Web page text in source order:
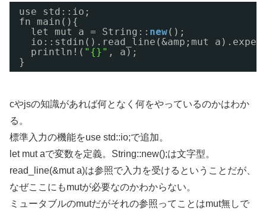
use std::io;
fn main(){
let mut a = String:: new();
io::stdin().read_line(&amp;mut
println!( "{}" , a);
}
cやjsの知識があれば何となく何をやっているのかはわか
る。
標準入力の機能をuse std::io;で追加。
let mut aで変数を定義。String::new();は文字型。
read_line(&mut a)は参照で入力を受けるということだが、
なぜここにもmutが必要なのかわからない。
ミュータブルのmutだがそれの参照ってことはmut無しで